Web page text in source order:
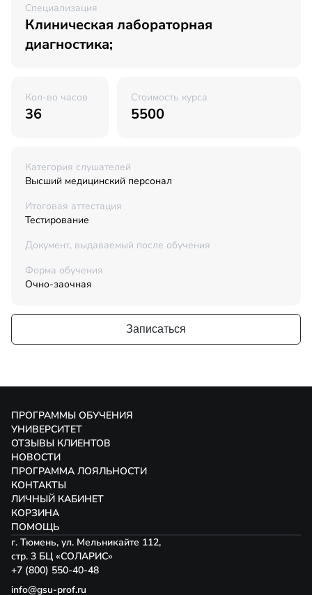
Специализация
Клиническая лабораторная
диагностика;
Кол-во часов
36
Стоимость курса
5500
Категория слушателей
Высший медицинский персонал
Итоговая аттестация
Тестирование
Документ, выдаваемый после обучения
Форма обучения
Очно-заочная
Записаться
ПРОГРАММЫ ОБУЧЕНИЯ
УНИВЕРСИТЕТ
ОТЗЫВЫ КЛИЕНТОВ
НОВОСТИ
ПРОГРАММА ЛОЯЛЬНОСТИ
КОНТАКТЫ
ЛИЧНЫЙ КАБИНЕТ
КОРЗИНА
ПОМОЩЬ
г. Тюмень, ул. Мельникайте 112,
стр. 3 БЦ «СОЛАРИС»
+7 (800) 550-40-48
info@gsu-prof.ru